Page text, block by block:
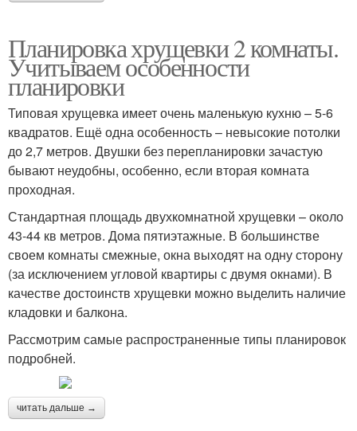
Планировка хрущевки 2 комнаты.
Учитываем особенности
планировки
Типовая хрущевка имеет очень маленькую кухню – 5-6
квадратов. Ещё одна особенность – невысокие потолки
до 2,7 метров. Двушки без перепланировки зачастую
бывают неудобны, особенно, если вторая комната
проходная.
Стандартная площадь двухкомнатной хрущевки – около
43-44 кв метров. Дома пятиэтажные. В большинстве
своем комнаты смежные, окна выходят на одну сторону
(за исключением угловой квартиры с двумя окнами). В
качестве достоинств хрущевки можно выделить наличие
кладовки и балкона.
Рассмотрим самые распространенные типы планировок
подробней.
читать дальше →